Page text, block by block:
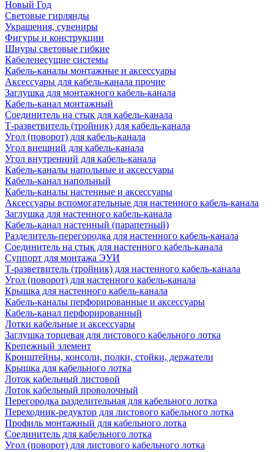
Новый Год
Световые гирлянды
Украшения, сувениры
Фигуры и конструкции
Шнуры световые гибкие
Кабеленесущие системы
Кабель-каналы монтажные и аксессуары
Аксессуары для кабель-канала прочие
Заглушка для монтажного кабель-канала
Кабель-канал монтажный
Соединитель на стык для кабель-канала
Т-разветвитель (тройник) для кабель-канала
Угол (поворот) для кабель-канала
Угол внешний для кабель-канала
Угол внутренний для кабель-канала
Кабель-каналы напольные и аксессуары
Кабель-канал напольный
Кабель-каналы настенные и аксессуары
Аксессуары вспомогательные для настенного кабель-канала
Заглушка для настенного кабель-канала
Кабель-канал настенный (парапетный)
Разделитель-перегородка для настенного кабель-канала
Соединитель на стык для настенного кабель-канала
Суппорт для монтажа ЭУИ
Т-разветвитель (тройник) для настенного кабель-канала
Угол (поворот) для настенного кабель-канала
Крышка для настенного кабель-канала
Кабель-каналы перфорированные и аксессуары
Кабель-канал перфорированный
Лотки кабельные и аксессуары
Заглушка торцевая для листового кабельного лотка
Крепежный элемент
Кронштейны, консоли, полки, стойки, держатели
Крышка для кабельного лотка
Лоток кабельный листовой
Лоток кабельный проволочный
Перегородка разделительная для кабельного лотка
Переходник-редуктор для листового кабельного лотка
Профиль монтажный для кабельного лотка
Соединитель для кабельного лотка
Угол (поворот) для листового кабельного лотка